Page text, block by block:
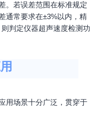
。若误差范围在标准规定
通常要求在±3%以内，精
判定仪器超声速度检测功
用场景十分广泛，贯穿于